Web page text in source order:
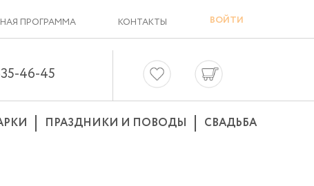
ПРОГРАММА КОНТАКТЫ ВОЙТИ
46-45
ПРАЗДНИКИ И ПОВОДЫ
СВАДЬБА